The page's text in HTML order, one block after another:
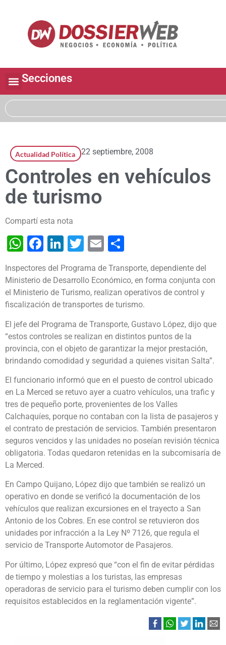
Secciones
Actualidad Política 22 septiembre, 2008
Controles en vehículos
de turismo
Compartí esta nota
WhatsApp
Facebook
LinkedIn
Twitter
Email
Inspectores del Programa de Transporte, dependiente del
Ministerio de Desarrollo Económico, en forma conjunta con
el Ministerio de Turismo, realizan operativos de control y
fiscalización de transportes de turismo.
El jefe del Programa de Transporte, Gustavo López, dijo que
“estos controles se realizan en distintos puntos de la
provincia, con el objeto de garantizar la mejor prestación,
brindando comodidad y seguridad a quienes visitan Salta”.
El funcionario informó que en el puesto de control ubicado
en La Merced se retuvo ayer a cuatro vehículos, una trafic y
tres de pequeño porte, provenientes de los Valles
Calchaquíes, porque no contaban con la lista de pasajeros y
el contrato de prestación de servicios. También presentaron
seguros vencidos y las unidades no poseían revisión técnica
obligatoria. Todas quedaron retenidas en la subcomisaría de
La Merced.
En Campo Quijano, López dijo que también se realizó un
operativo en donde se verificó la documentación de los
vehículos que realizan excursiones en el trayecto a San
Antonio de los Cobres. En ese control se retuvieron dos
unidades por infracción a la Ley Nº 7126, que regula el
servicio de Transporte Automotor de Pasajeros.
Por último, López expresó que “con el fin de evitar pérdidas
de tiempo y molestias a los turistas, las empresas
operadoras de servicio para el turismo deben cumplir con los
requisitos establecidos en la reglamentación vigente”.